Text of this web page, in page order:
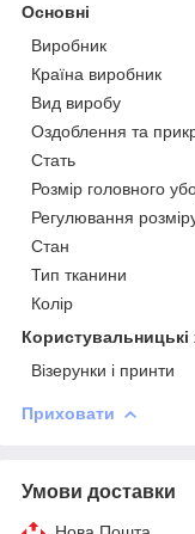
Основні
Виробник
Країна виробник
Вид виробу
Оздоблення та
Стать
Розмір головного
Регулювання
Стан
Тип тканини
Колір
Користувальницькі
Візерунки і принти
Приховати
Умови доставки